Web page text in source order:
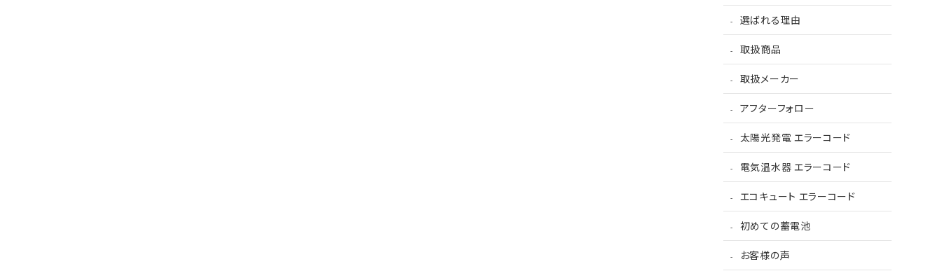
選ばれる理由
取扱商品
取扱メーカー
アフターフォロー
太陽光発電 エラーコード
電気温水器 エラーコード
エコキュート エラーコード
初めての蓄電池
お客様の声